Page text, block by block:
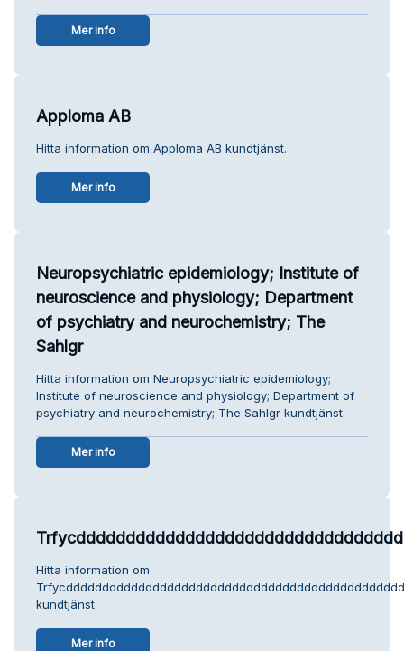
Mer info
Apploma AB
Hitta information om Apploma AB kundtjänst.
Mer info
Neuropsychiatric epidemiology; Institute of
neuroscience and physiology; Department
of psychiatry and neurochemistry; The
Sahlgr
Hitta information om Neuropsychiatric epidemiology;
Institute of neuroscience and physiology; Department of
psychiatry and neurochemistry; The Sahlgr kundtjänst.
Mer info
Hitta information om
kundtjänst.
Mer info